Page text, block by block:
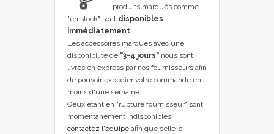
produits marqués comme
"en stock" sont disponibles
immédiatement.
Les accessoires marqués avec une
disponibilité de "3-4 jours" nous sont
livrés en express par nos fournisseurs afin
de pouvoir expédier votre commande en
moins d'une semaine.
Ceux étant en "rupture fournisseur" sont
momentanément indisponibles,
contactez l'équipe afin que celle-ci